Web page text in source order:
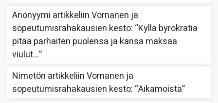
Anonyymi artikkeliinVornanen ja
sopeutumisrahakausien kesto: “Kyllä byrokratia
pitää parhaiten puolensa ja kansa maksaa
viulut…”
Nimetön artikkeliinVornanen ja
sopeutumisrahakausien kesto: “Aikamoista”